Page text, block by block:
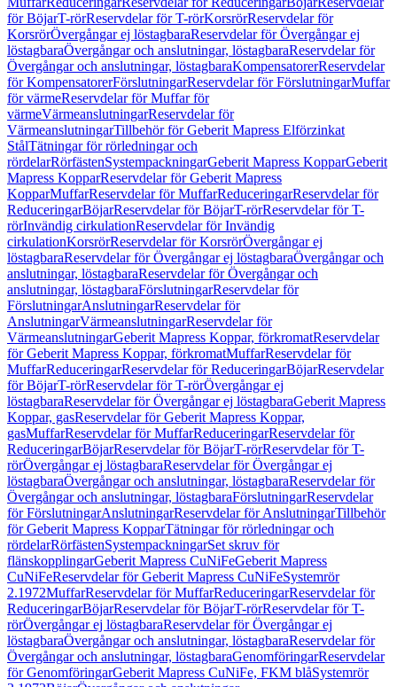
för BöjarT-rörReservdelar för T-rörKorsrörReservdelar för
KorsrörÖvergångar ej löstagbaraReservdelar för Övergångar ej
löstagbaraÖvergångar och anslutningar, löstagbaraReservdelar för
Övergångar och anslutningar, löstagbaraKompensatorerReservdelar
för KompensatorerFörslutningarReservdelar för FörslutningarMuffar
för värmeReservdelar för Muffar för
värmeVärmeanslutningarReservdelar för
VärmeanslutningarTillbehör för Geberit Mapress Elförzinkat
StålTätningar för rörledningar och
rördelarRörfästenSystempackningarGeberit Mapress KopparGeberit
Mapress KopparReservdelar för Geberit Mapress
KopparMuffarReservdelar för MuffarReduceringarReservdelar för
ReduceringarBöjarReservdelar för BöjarT-rörReservdelar för T-
rörInvändig cirkulationReservdelar för Invändig
cirkulationKorsrörReservdelar för KorsrörÖvergångar ej
löstagbaraReservdelar för Övergångar ej löstagbaraÖvergångar och
anslutningar, löstagbaraReservdelar för Övergångar och
anslutningar, löstagbaraFörslutningarReservdelar för
FörslutningarAnslutningarReservdelar för
AnslutningarVärmeanslutningarReservdelar för
VärmeanslutningarGeberit Mapress Koppar, förkromatReservdelar
för Geberit Mapress Koppar, förkromatMuffarReservdelar för
MuffarReduceringarReservdelar för ReduceringarBöjarReservdelar
för BöjarT-rörReservdelar för T-rörÖvergångar ej
löstagbaraReservdelar för Övergångar ej löstagbaraGeberit Mapress
Koppar, gasReservdelar för Geberit Mapress Koppar,
gasMuffarReservdelar för MuffarReduceringarReservdelar för
ReduceringarBöjarReservdelar för BöjarT-rörReservdelar för T-
rörÖvergångar ej löstagbaraReservdelar för Övergångar ej
löstagbaraÖvergångar och anslutningar, löstagbaraReservdelar för
Övergångar och anslutningar, löstagbaraFörslutningarReservdelar
för FörslutningarAnslutningarReservdelar för AnslutningarTillbehör
för Geberit Mapress KopparTätningar för rörledningar och
rördelarRörfästenSystempackningarSet skruv för
flänskopplingarGeberit Mapress CuNiFeGeberit Mapress
CuNiFeReservdelar för Geberit Mapress CuNiFeSystemrör
2.1972MuffarReservdelar för MuffarReduceringarReservdelar för
ReduceringarBöjarReservdelar för BöjarT-rörReservdelar för T-
rörÖvergångar ej löstagbaraReservdelar för Övergångar ej
löstagbaraÖvergångar och anslutningar, löstagbaraReservdelar för
Övergångar och anslutningar, löstagbaraGenomföringarReservdelar
för GenomföringarGeberit Mapress CuNiFe, FKM blåSystemrör